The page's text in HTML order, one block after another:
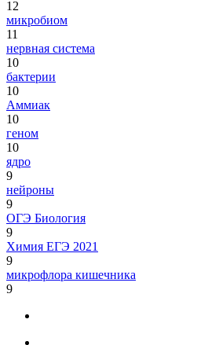
12
микробиом
11
нервная система
10
бактерии
10
Аммиак
10
геном
10
ядро
9
нейроны
9
ОГЭ Биология
9
Химия ЕГЭ 2021
9
микрофлора кишечника
9